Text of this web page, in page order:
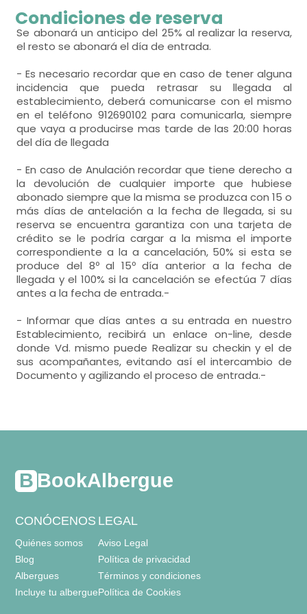
habitación doble
- cama litera para 2 personas = 3
Condiciones de reserva
Se abonará un anticipo del 25% al realizar la reserva,
el resto se abonará el día de entrada.
- Es necesario recordar que en caso de tener alguna
incidencia que pueda retrasar su llegada al
establecimiento, deberá comunicarse con el mismo
en el teléfono 912690102 para comunicarla, siempre
que vaya a producirse mas tarde de las 20:00 horas
del día de llegada
- En caso de Anulación recordar que tiene derecho a
la devolución de cualquier importe que hubiese
abonado siempre que la misma se produzca con 15 o
más días de antelación a la fecha de llegada, si su
reserva se encuentra garantiza con una tarjeta de
crédito se le podría cargar a la misma el importe
correspondiente a la a cancelación, 50% si esta se
produce del 8º al 15º día anterior a la fecha de
llegada y el 100% si la cancelación se efectúa 7 días
antes a la fecha de entrada.-
- Informar que días antes a su entrada en nuestro
Establecimiento, recibirá un enlace on-line, desde
donde Vd. mismo puede Realizar su checkin y el de
sus acompañantes, evitando así el intercambio de
Documento y agilizando el proceso de entrada.-
BookAlbergue
CONÓCENOS
Quiénes somos
Blog
Albergues
Incluye tu albergue
LEGAL
Aviso Legal
Política de privacidad
Términos y condiciones
Política de Cookies